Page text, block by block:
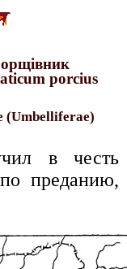
porcius
(Umbelliferae)
в честь
преданию,